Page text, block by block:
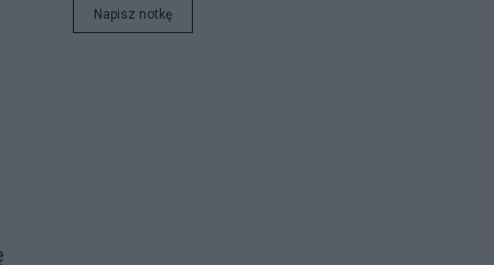
ukraińsku czy angielsku.
Napisz notkę